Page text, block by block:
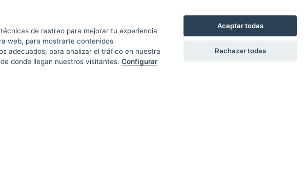
CARTA ENTRE BRASAS RESERVA BODAS Y EVENTOS REGALA CONTACTO
pronto.
de rastreo para mejorar tu experiencia
web, para mostrarte contenidos
adecuados, para analizar el tráfico en nuestra
donde llegan nuestros visitantes. Configurar
Aceptar todas
Rechazar todas